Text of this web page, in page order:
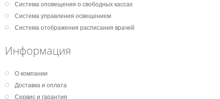
Система оповещения о свободных кассах
Система управления освещением
Система отображения расписания врачей
Информация
О компании
Доставка и оплата
Сервис и гарантия